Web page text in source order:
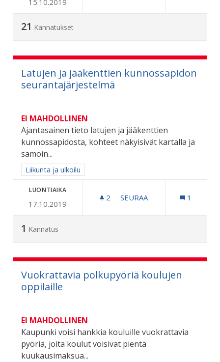
15.10.2019
21 Kannatukset
Latujen ja jääkenttien kunnossapidon
seurantajärjestelmä
EI MAHDOLLINEN
Ajantasainen tieto latujen ja jääkenttien
kunnossapidosta, kohteet näkyisivät kartalla ja
samoin...
Rajaa tulokset aihepiirin mukaan: Liikunta ja ulkoilu
Liikunta ja ulkoilu
LUONTIAIKA
17.10.2019
2 2 SEURAAJAA
SEURAA 1
1 Kannatus
Vuokrattavia polkupyöriä koulujen
oppilaille
EI MAHDOLLINEN
Kaupunki voisi hankkia kouluille vuokrattavia
pyöriä, joita koulut voisivat pientä
kuukausimaksua...